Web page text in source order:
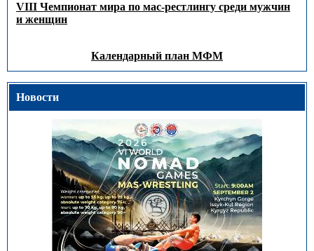
VIII Чемпионат мира по мас-рестлингу среди мужчин
и женщин
Календарный план МФМ
Новости